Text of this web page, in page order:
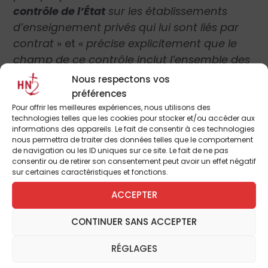
Nous respectons vos
préférences
Pour offrir les meilleures expériences, nous utilisons des
technologies telles que les cookies pour stocker et/ou accéder aux
informations des appareils. Le fait de consentir à ces technologies
nous permettra de traiter des données telles que le comportement
de navigation ou les ID uniques sur ce site. Le fait de ne pas
consentir ou de retirer son consentement peut avoir un effet négatif
sur certaines caractéristiques et fonctions.
ACCEPTER
CONTINUER SANS ACCEPTER
RÉGLAGES
contrôle de l’Étatsur les établissements
d’enseignement privés qui lui sont liés par
contrat » et «précise explicitement que le
champ de ce contrôle inclut l’ensemble des
aspects de la vie des élèves au sein de
l’établissement». Or les dernières
inspections diligentées au sein de
l’enseignement catholique ainsi que la
récente réforme du guide de contrôle des
établissements privés ont largement mis au
jour leurcaractère abusif.Guillaume
, secrétaire général de
l’Enseignement catholique, dénonce le climat
suspicion généralisée»à l’égard de
» et la claire volonté de «